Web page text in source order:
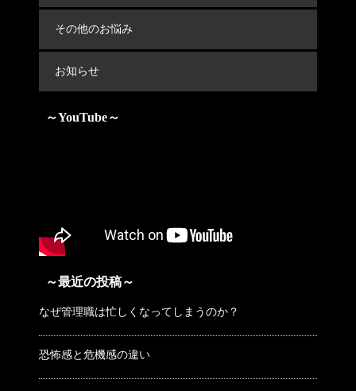
その他のお悩み
お知らせ
～YouTube～
～最近の投稿～
なぜ管理職は忙しくなってしまうのか？
恐怖感と危機感の違い